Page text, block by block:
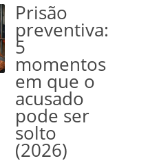
Prisão
preventiva:
5
momentos
em que o
acusado
pode ser
solto
(2026)